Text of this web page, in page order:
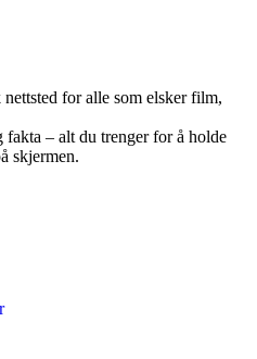
nettsted for alle som elsker film,
– alt du trenger for å holde
skjermen.